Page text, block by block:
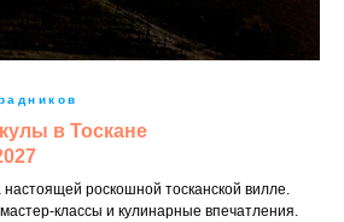
в Тоскане
роскошной тосканской вилле.
классы и кулинарные впечатления.